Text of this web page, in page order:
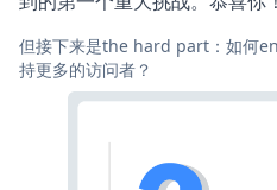
但接下来是the hard part：如何
持更多的访问者？